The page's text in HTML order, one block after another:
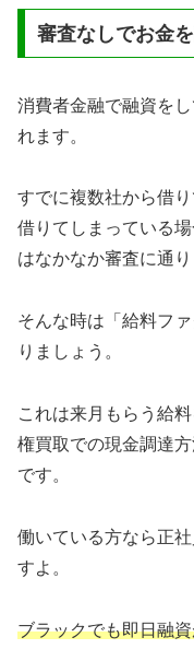
審査なしでお金
消費者金融で融資を
れます。
すでに複数社から借
借りてしまっている
はなかなか審査に通り
そんな時は「給料フ
りましょう。
これは来月もらう給
権買取での現金調達
です。
働いている方なら正
すよ。
ブラックでも即日融